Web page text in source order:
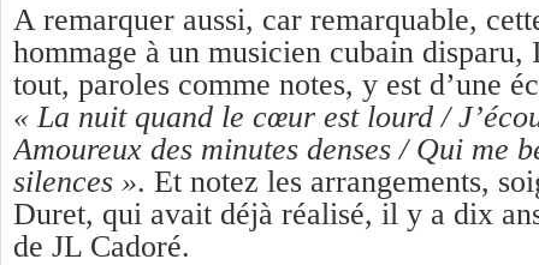
A remarquer aussi, car remarquable,
hommage à un musicien cubain
tout, paroles comme notes, y est d’une
« La nuit quand le cœur est lourd /
Amoureux des minutes denses / Qui me
silences ». Et notez les arrangements,
Duret, qui avait déjà réalisé, il y a dix
de JL Cadoré.